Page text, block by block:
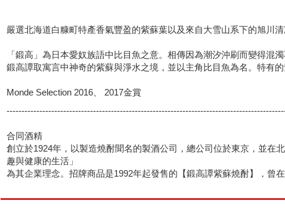
嚴選北海道白糠町特產香氣豐盈的紫蘇葉以及來自大雪山系下的旭川清
「鍛高」為日本愛奴族語中比目魚之意。相傳因為潮汐沖刷而變得混
鍛高譚取寓言中神奇的紫蘇與淨水之境，並以主角比目魚為名。特有
Monde Selection 2016、 2017金賞
合同酒精
創立於1924年，以製造燒酎聞名的製酒公司，總公司位於東京，並在
趣與健康的生活」
為其企業理念。招牌商品是1992年起發售的【鍛高譚紫蘇燒酎】，曾